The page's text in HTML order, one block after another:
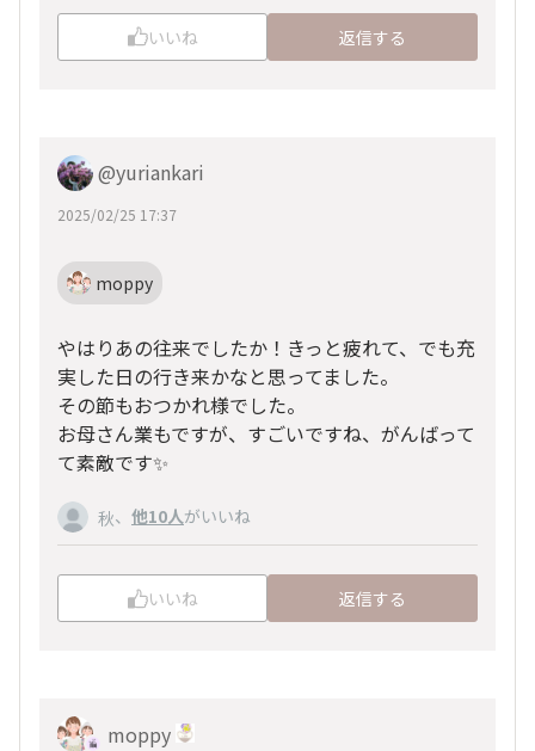
いいね 返信する
@yuriankari
2025/02/25 17:37
moppy
やはりあの往来でしたか！きっと疲れて、でも充
実した日の行き来かなと思ってました。
その節もおつかれ様でした。
お母さん業もですが、すごいですね、がんばって
て素敵です✨
秋、 他10人がいいね
いいね 返信する
moppy